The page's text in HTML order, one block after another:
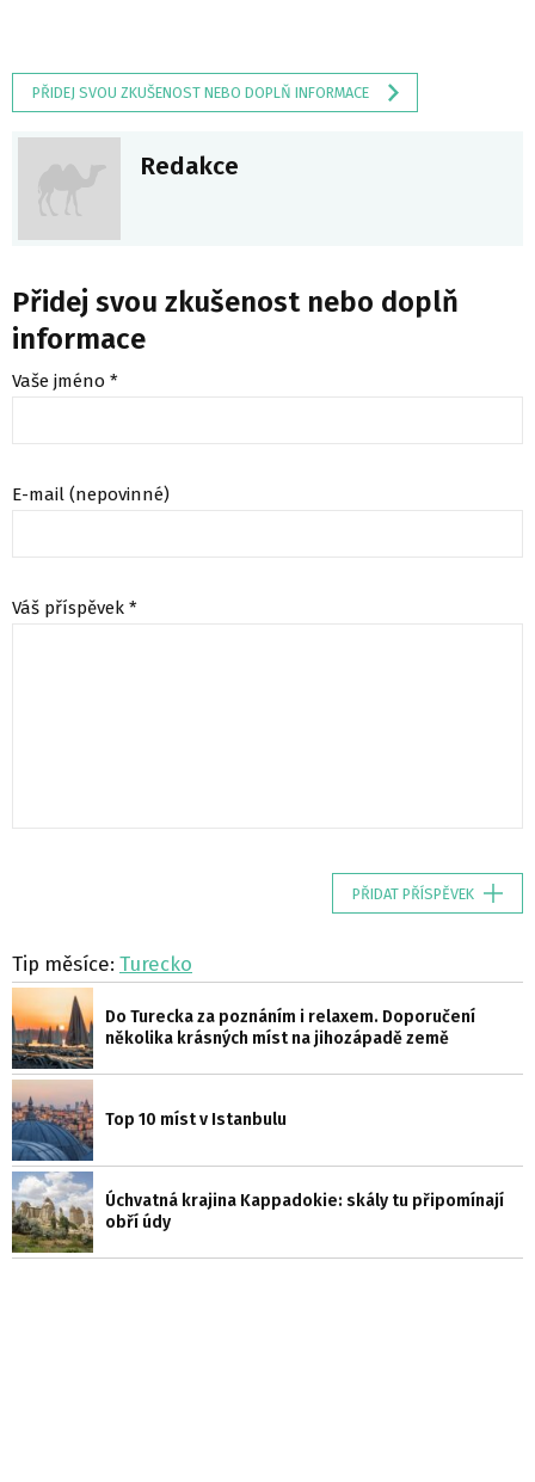
PŘIDEJ SVOU ZKUŠENOST NEBO DOPLŇ INFORMACE
Redakce
Přidej svou zkušenost nebo doplň
informace
Vaše jméno *
E-mail (nepovinné)
Váš příspěvek *
PŘIDAT PŘÍSPĚVEK
Tip měsíce: Turecko
Do Turecka za poznáním i relaxem. Doporučení
několika krásných míst na jihozápadě země
Top 10 míst v Istanbulu
Úchvatná krajina Kappadokie: skály tu připomínají
obří údy